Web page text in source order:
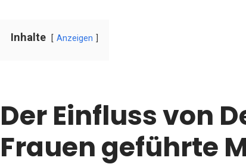
Inhalte Anzeigen
Der Einfluss von
Frauen geführte